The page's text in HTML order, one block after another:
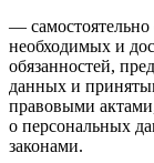
— самостоятельно
необходимых и
обязанностей,
данных и
правовыми
о персональных
законами.